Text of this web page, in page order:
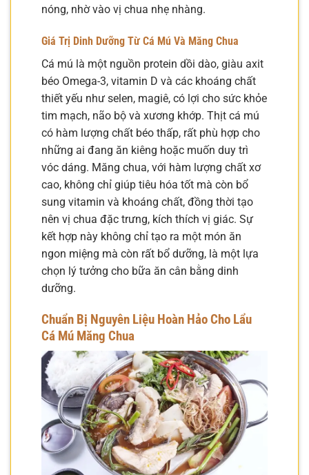
nóng, nhờ vào vị chua nhẹ nhàng.
Giá Trị Dinh Dưỡng Từ Cá Mú Và Măng Chua
Cá mú là một nguồn protein dồi dào, giàu axit
béo Omega-3, vitamin D và các khoáng chất
thiết yếu như selen, magiê, có lợi cho sức khỏe
tim mạch, não bộ và xương khớp. Thịt cá mú
có hàm lượng chất béo thấp, rất phù hợp cho
những ai đang ăn kiêng hoặc muốn duy trì
vóc dáng. Măng chua, với hàm lượng chất xơ
cao, không chỉ giúp tiêu hóa tốt mà còn bổ
sung vitamin và khoáng chất, đồng thời tạo
nên vị chua đặc trưng, kích thích vị giác. Sự
kết hợp này không chỉ tạo ra một món ăn
ngon miệng mà còn rất bổ dưỡng, là một lựa
chọn lý tưởng cho bữa ăn cân bằng dinh
dưỡng.
Chuẩn Bị Nguyên Liệu Hoàn Hảo Cho Lẩu
Cá Mú Măng Chua